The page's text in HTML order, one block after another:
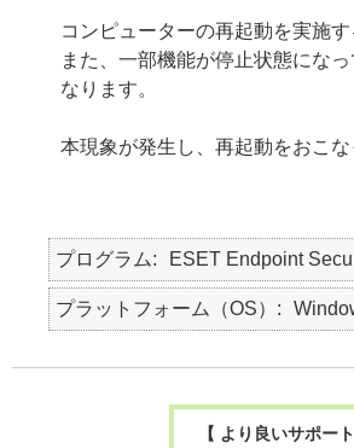
コンピューターの再起動を実施
また、一部機能が停止状態にな
なります。
本現象が発生し、再起動をおこ
プログラム ESET Endpoint
プラットフォーム（OS）
【 より良いサポー